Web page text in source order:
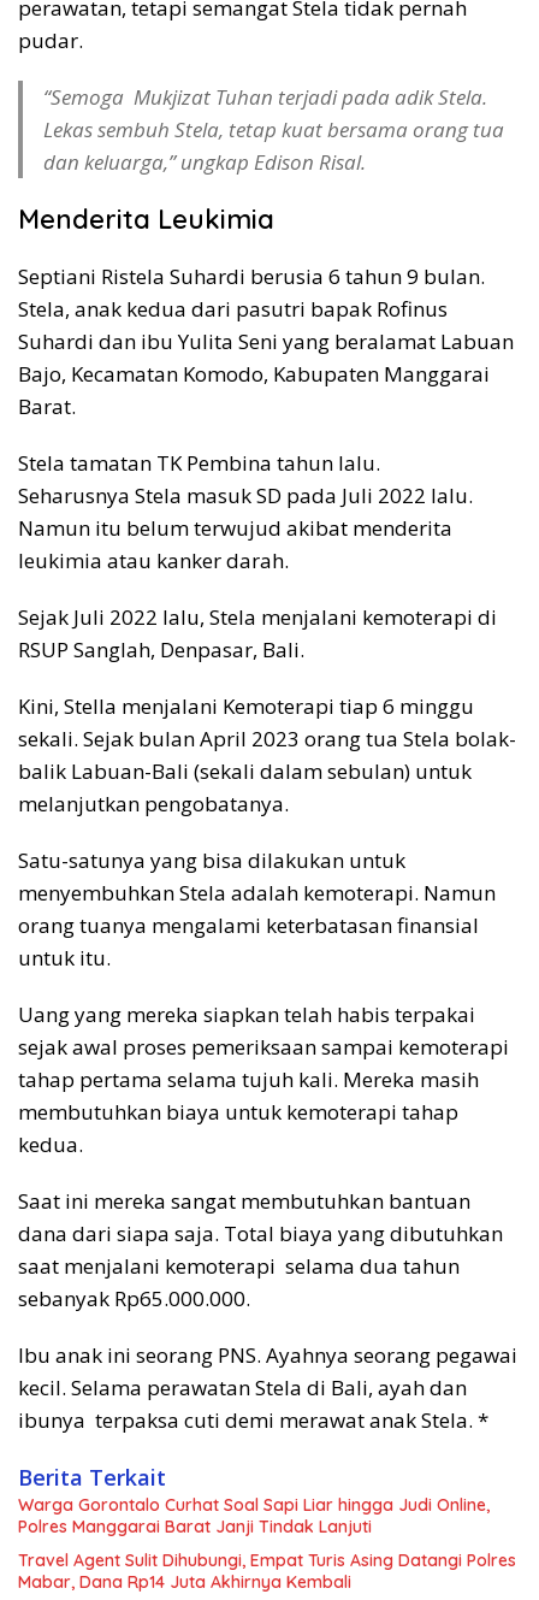
perawatan, tetapi semangat Stela tidak pernah
pudar.
“Semoga Mukjizat Tuhan terjadi pada adik Stela.
Lekas sembuh Stela, tetap kuat bersama orang tua
dan keluarga,” ungkap Edison Risal.
Menderita Leukimia
Septiani Ristela Suhardi berusia 6 tahun 9 bulan.
Stela, anak kedua dari pasutri bapak Rofinus
Suhardi dan ibu Yulita Seni yang beralamat Labuan
Bajo, Kecamatan Komodo, Kabupaten Manggarai
Barat.
Stela tamatan TK Pembina tahun lalu.
Seharusnya Stela masuk SD pada Juli 2022 lalu.
Namun itu belum terwujud akibat menderita
leukimia atau kanker darah.
Sejak Juli 2022 lalu, Stela menjalani kemoterapi di
RSUP Sanglah, Denpasar, Bali.
Kini, Stella menjalani Kemoterapi tiap 6 minggu
sekali. Sejak bulan April 2023 orang tua Stela bolak-
balik Labuan-Bali (sekali dalam sebulan) untuk
melanjutkan pengobatanya.
Satu-satunya yang bisa dilakukan untuk
menyembuhkan Stela adalah kemoterapi. Namun
orang tuanya mengalami keterbatasan finansial
untuk itu.
Uang yang mereka siapkan telah habis terpakai
sejak awal proses pemeriksaan sampai kemoterapi
tahap pertama selama tujuh kali. Mereka masih
membutuhkan biaya untuk kemoterapi tahap
kedua.
Saat ini mereka sangat membutuhkan bantuan
dana dari siapa saja. Total biaya yang dibutuhkan
saat menjalani kemoterapi selama dua tahun
sebanyak Rp65.000.000.
Ibu anak ini seorang PNS. Ayahnya seorang pegawai
kecil. Selama perawatan Stela di Bali, ayah dan
ibunya terpaksa cuti demi merawat anak Stela. *
Berita Terkait
Warga Gorontalo Curhat Soal Sapi Liar hingga Judi Online,
Polres Manggarai Barat Janji Tindak Lanjuti
Travel Agent Sulit Dihubungi, Empat Turis Asing Datangi Polres
Mabar, Dana Rp14 Juta Akhirnya Kembali